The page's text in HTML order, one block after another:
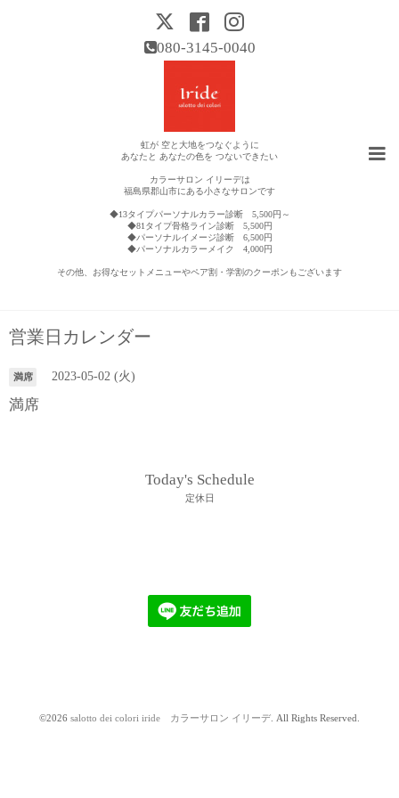
080-3145-0040
虹が 空と大地をつなぐように
あなたと あなたの色を つないできたい
カラーサロン イリーデは
福島県郡山市にある小さなサロンです
◆13タイプパーソナルカラー診断 5,500円～
◆81タイプ骨格ライン診断 5,500円
◆パーソナルイメージ診断 6,500円
◆パーソナルカラーメイク 4,000円
その他、お得なセットメニューやペア割・学割のクーポンもございます
営業日カレンダー
満席 2023-05-02 (火)
満席
Today's Schedule
定休日
©2026 salotto dei colori iride カラーサロン イリーデ. All Rights Reserved.